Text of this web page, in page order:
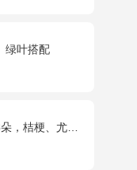
绿叶搭配
梗、尤加利搭配